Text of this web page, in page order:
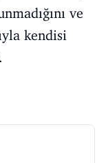
ve
kendisi